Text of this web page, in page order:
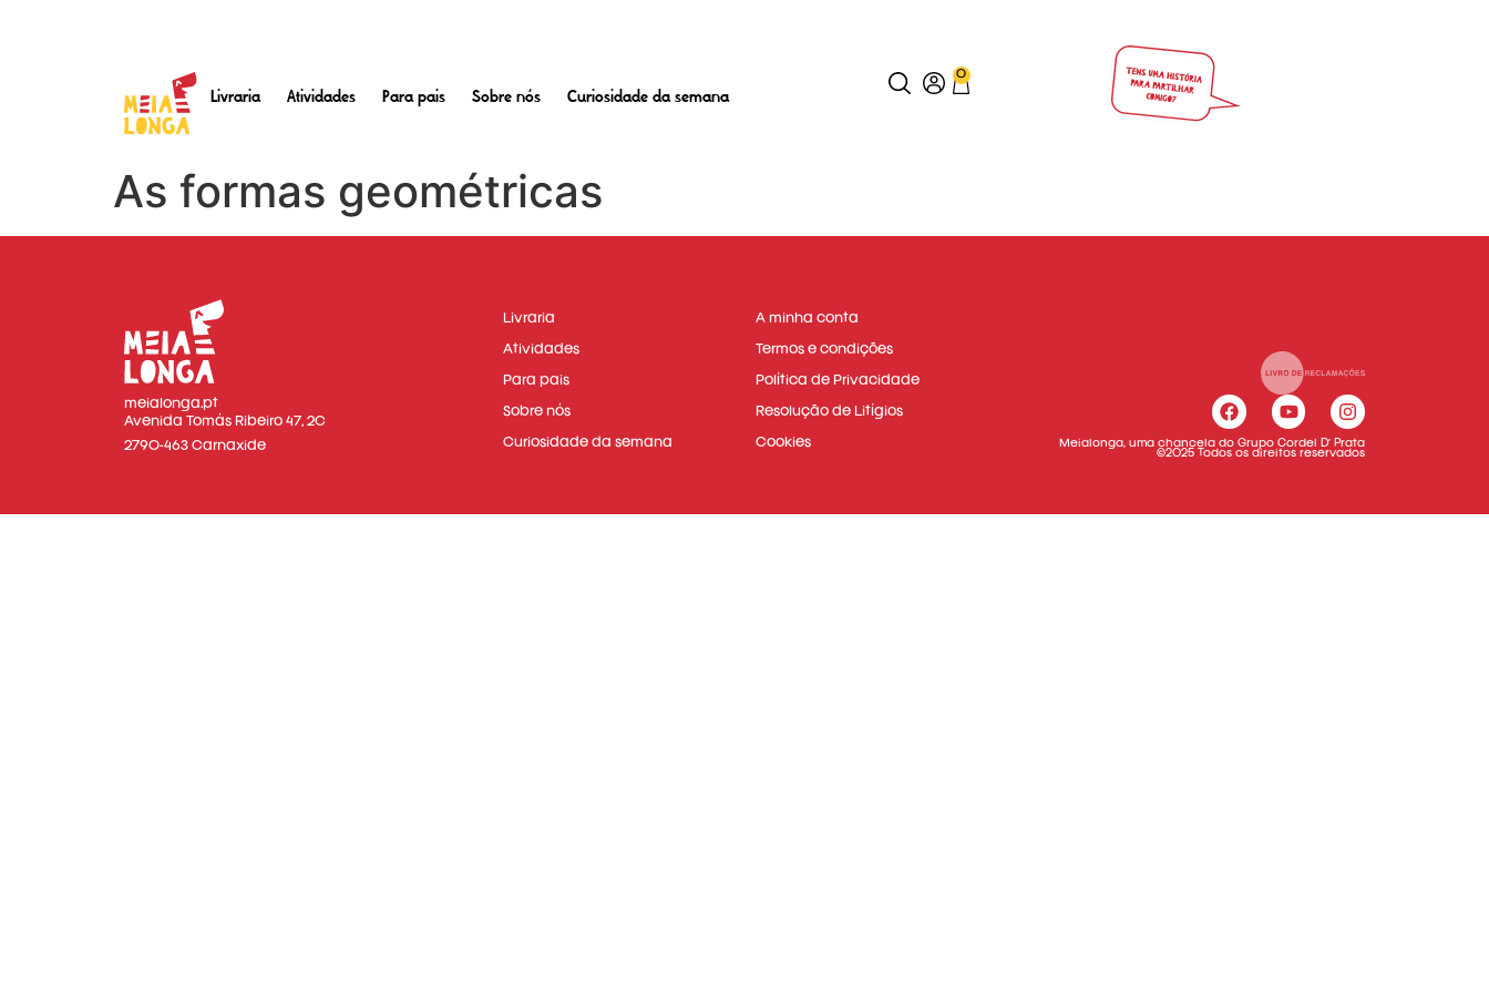
Livraria Atividades Para pais Sobre nós Curiosidade da semana
0
As formas geométricas
meialonga.pt
Avenida Tomás Ribeiro 47, 2C
2790-463 Carnaxide
Livraria
Atividades
Para pais
Sobre nós
Curiosidade da semana
A minha conta
Termos e condições
Política de Privacidade
Resolução de Litígios
Cookies
Meialonga, uma chancela do Grupo Cordel D’ Prata
©2025 Todos os direitos reservados